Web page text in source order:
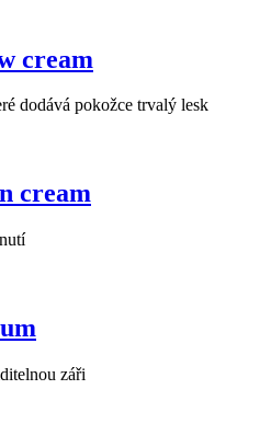
cream
dodává pokožce trvalý lesk
cream
záři